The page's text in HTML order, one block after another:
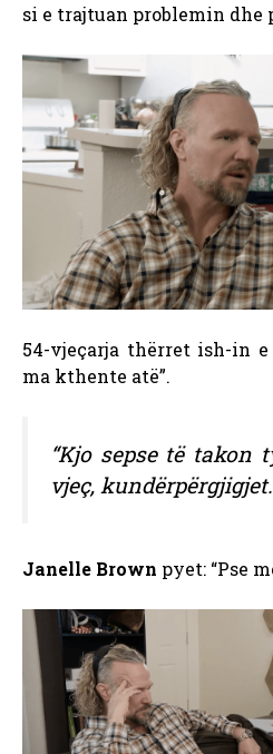
si e trajtuan problemin dhe
54-vjeçarja thërret ish-in
ma kthente atë”.
“Kjo sepse të takon
vjeç, kundërpërgjigjet.
Janelle Brown pyet: “Pse